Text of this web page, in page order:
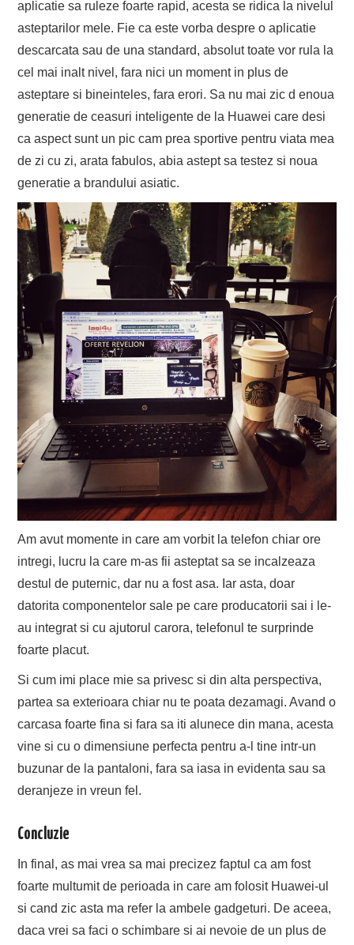
aplicatie sa ruleze foarte rapid, acesta se ridica la nivelul
asteptarilor mele. Fie ca este vorba despre o aplicatie
descarcata sau de una standard, absolut toate vor rula la
cel mai inalt nivel, fara nici un moment in plus de
asteptare si bineinteles, fara erori. Sa nu mai zic d enoua
generatie de ceasuri inteligente de la Huawei care desi
ca aspect sunt un pic cam prea sportive pentru viata mea
de zi cu zi, arata fabulos, abia astept sa testez si noua
generatie a brandului asiatic.
Am avut momente in care am vorbit la telefon chiar ore
intregi, lucru la care m-as fii asteptat sa se incalzeaza
destul de puternic, dar nu a fost asa. Iar asta, doar
datorita componentelor sale pe care producatorii sai i le-
au integrat si cu ajutorul carora, telefonul te surprinde
foarte placut.
Si cum imi place mie sa privesc si din alta perspectiva,
partea sa exterioara chiar nu te poata dezamagi. Avand o
carcasa foarte fina si fara sa iti alunece din mana, acesta
vine si cu o dimensiune perfecta pentru a-l tine intr-un
buzunar de la pantaloni, fara sa iasa in evidenta sau sa
deranjeze in vreun fel.
Concluzie
In final, as mai vrea sa mai precizez faptul ca am fost
foarte multumit de perioada in care am folosit Huawei-ul
si cand zic asta ma refer la ambele gadgeturi. De aceea,
daca vrei sa faci o schimbare si ai nevoie de un plus de